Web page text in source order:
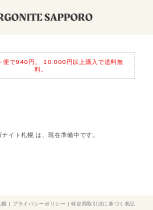
便で940円。 10.000円以上購入で送料無
料。
ナイト札幌 は、現在準備中です。
幌 | プライバシーポリシー |特定商取引法に基づく表記